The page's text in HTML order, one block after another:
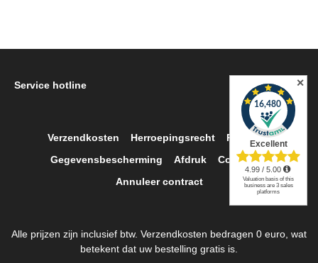
Service hotline
Verzendkosten Herroepingsrecht
Retour
Gegevensbescherming
Afdruk
Contact
Annuleer contract
Alle prijzen zijn inclusief btw. Verzendkosten bedragen 0 euro, wat
betekent dat uw bestelling gratis is.
✕